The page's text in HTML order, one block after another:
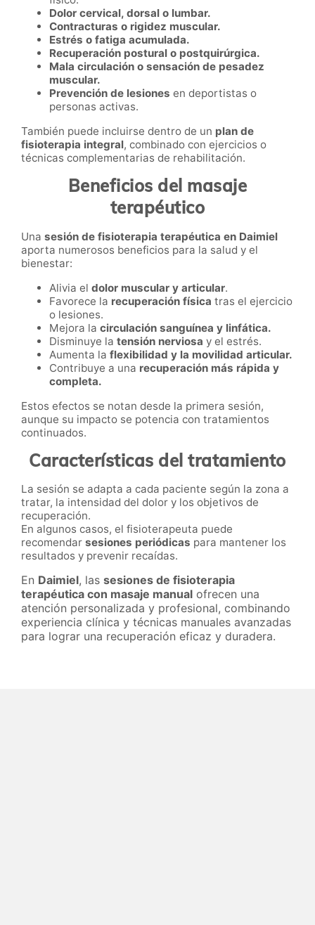
Dolor cervical, dorsal o lumbar.
Contracturas o rigidez muscular.
Estrés o fatiga acumulada.
Recuperación postural o postquirúrgica.
Mala circulación o sensación de pesadez
muscular.
Prevención de lesiones en deportistas o
personas activas.
También puede incluirse dentro de un plan de
fisioterapia integral, combinado con ejercicios o
técnicas complementarias de rehabilitación.
Beneficios del masaje
terapéutico
Una sesión de fisioterapia terapéutica en Daimiel
aporta numerosos beneficios para la salud y el
bienestar:
Alivia el dolor muscular y articular.
Favorece la recuperación física tras el ejercicio
o lesiones.
Mejora la circulación sanguínea y linfática.
Disminuye la tensión nerviosa y el estrés.
Aumenta la flexibilidad y la movilidad articular.
Contribuye a una recuperación más rápida y
completa.
Estos efectos se notan desde la primera sesión,
aunque su impacto se potencia con tratamientos
continuados.
Características del tratamiento
La sesión se adapta a cada paciente según la zona a
tratar, la intensidad del dolor y los objetivos de
recuperación.
En algunos casos, el fisioterapeuta puede
recomendar sesiones periódicas para mantener los
resultados y prevenir recaídas.
En Daimiel, las sesiones de fisioterapia
terapéutica con masaje manual ofrecen una
atención personalizada y profesional, combinando
experiencia clínica y técnicas manuales avanzadas
para lograr una recuperación eficaz y duradera.